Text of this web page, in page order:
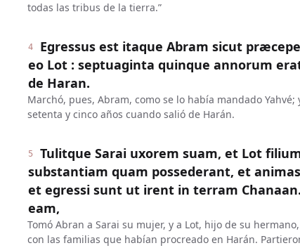
todas las tribus de la tierra.”
4
Egressus est itaque Abram sicut
eo Lot : septuaginta quinque annorum
de Haran.
Marchó, pues, Abram, como se lo había mandado
setenta y cinco años cuando salió de Harán.
5
Tulitque Sarai uxorem suam, et Lot
substantiam quam possederant, et
et egressi sunt ut irent in terram
eam,
Tomó Abran a Sarai su mujer, y a Lot, hijo de su
con las familias que habían procreado en Harán.